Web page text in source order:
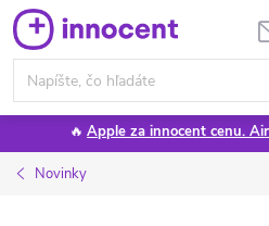
Prejsť
na
obsah
🔥 Apple za innocent cenu.
Novinky